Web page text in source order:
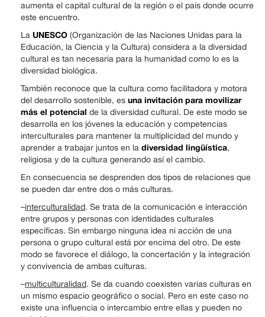
aumenta el capital cultural de la región o el país donde ocurre
este encuentro.
La UNESCO (Organización de las Naciones Unidas para la
Educación, la Ciencia y la Cultura) considera a la diversidad
cultural es tan necesaria para la humanidad como lo es la
diversidad biológica.
También reconoce que la cultura como facilitadora y motora
del desarrollo sostenible, es una invitación para movilizar
más el potencial de la diversidad cultural. De este modo se
desarrolla en los jóvenes la educación y competencias
interculturales para mantener la multiplicidad del mundo y
aprender a trabajar juntos en la diversidad lingüística,
religiosa y de la cultura generando así el cambio.
En consecuencia se desprenden dos tipos de relaciones que
se pueden dar entre dos o más culturas.
–interculturalidad. Se trata de la comunicación e interacción
entre grupos y personas con identidades culturales
específicas. Sin embargo ninguna idea ni acción de una
persona o grupo cultural está por encima del otro. De este
modo se favorece el diálogo, la concertación y la integración
y convivencia de ambas culturas.
–multiculturalidad. Se da cuando coexisten varias culturas en
un mismo espacio geográfico o social. Pero en este caso no
existe una influencia o intercambio entre ellas y pueden no